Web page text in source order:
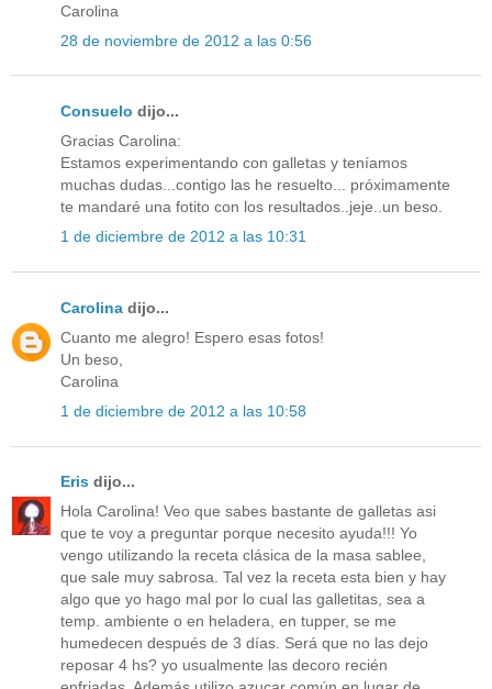
Carolina
28 de noviembre de 2012 a las 0:56
Consuelo dijo...
Gracias Carolina:
Estamos experimentando con galletas y teníamos
muchas dudas...contigo las he resuelto... próximamente
te mandaré una fotito con los resultados..jeje..un beso.
1 de diciembre de 2012 a las 10:31
Carolina dijo...
Cuanto me alegro! Espero esas fotos!
Un beso,
Carolina
1 de diciembre de 2012 a las 10:58
Eris dijo...
Hola Carolina! Veo que sabes bastante de galletas asi
que te voy a preguntar porque necesito ayuda!!! Yo
vengo utilizando la receta clásica de la masa sablee,
que sale muy sabrosa. Tal vez la receta esta bien y hay
algo que yo hago mal por lo cual las galletitas, sea a
temp. ambiente o en heladera, en tupper, se me
humedecen después de 3 días. Será que no las dejo
reposar 4 hs? yo usualmente las decoro recién